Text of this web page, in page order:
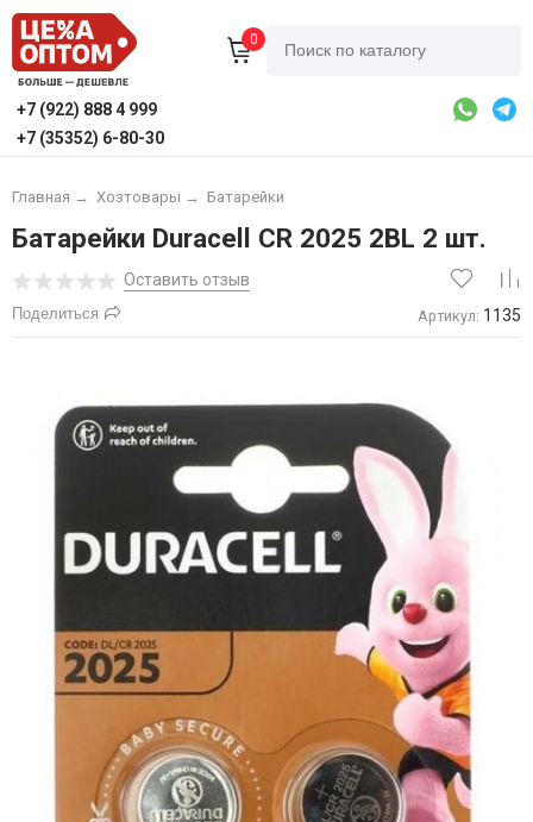
0
+7 (922) 888 4 999
+7 (35352) 6-80-30
Главная → Хозтовары → Батарейки
Батарейки Duracell CR 2025 2BL 2 шт.
Оставить отзыв
Поделиться Артикул: 1135